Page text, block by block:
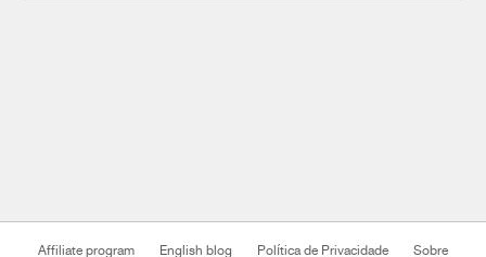
Affiliate program English blog Política de Privacidade Sobre